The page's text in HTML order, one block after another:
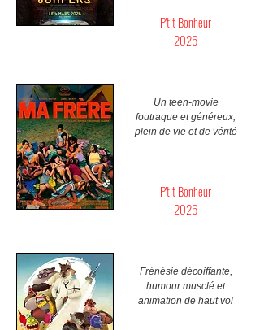
P'tit Bonheur
2026
Un teen-movie
foutraque et généreux,
plein de vie et de vérité
P'tit Bonheur
2026
Frénésie décoiffante,
humour musclé et
animation de haut vol